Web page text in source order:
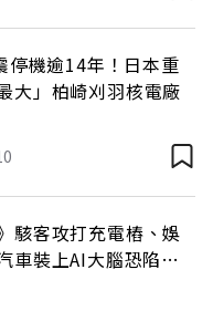
停機逾14年！日本重
大」柏崎刈羽核電廠
駭客攻打充電樁、娛
車裝上AI大腦恐陷危